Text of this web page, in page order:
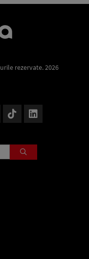
rezervate. 2026